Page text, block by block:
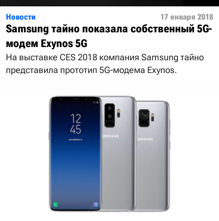
Новости 17 января 2018
Samsung тайно показала собственный 5G-
модем Exynos 5G
На выставке CES 2018 компания Samsung тайно
представила прототип 5G-модема Exynos.